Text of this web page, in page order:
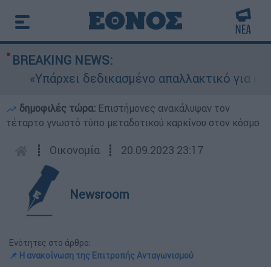
BREAKING NEWS:
«Υπάρχει δεδικασμένο απαλλακτικό για
δημοφιλές τώρα: Επιστήμονες ανακάλυψαν τον
τέταρτο γνωστό τύπο μεταδοτικού καρκίνου στον κόσμο
┋ Οικονομία ┋ 20.09.2023 23:17
Newsroom
Ενότητες στο άρθρο:
📌 Η ανακοίνωση της Επιτροπής Ανταγωνισμού